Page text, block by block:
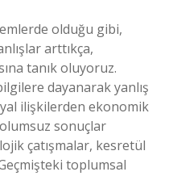
olduğu gibi,
arttıkça,
tanık oluyoruz.
dayanarak yanlış
ilişkilerden ekonomik
sonuçlar
çatışmalar, kesretül
toplumsal